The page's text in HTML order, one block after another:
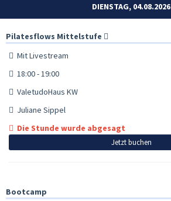
DIENSTAG, 04.08.2026
Pilatesflows Mittelstufe
Mit Livestream
18:00 - 19:00
ValetudoHaus KW
Juliane Sippel
Die Stunde wurde abgesagt
Jetzt buchen
Bootcamp